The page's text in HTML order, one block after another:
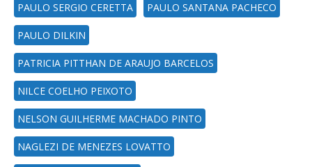
PAULO SERGIO CERETTA PAULO SANTANA PACHECO
PAULO DILKIN
PATRICIA PITTHAN DE ARAUJO BARCELOS
NILCE COELHO PEIXOTO
NELSON GUILHERME MACHADO PINTO
NAGLEZI DE MENEZES LOVATTO